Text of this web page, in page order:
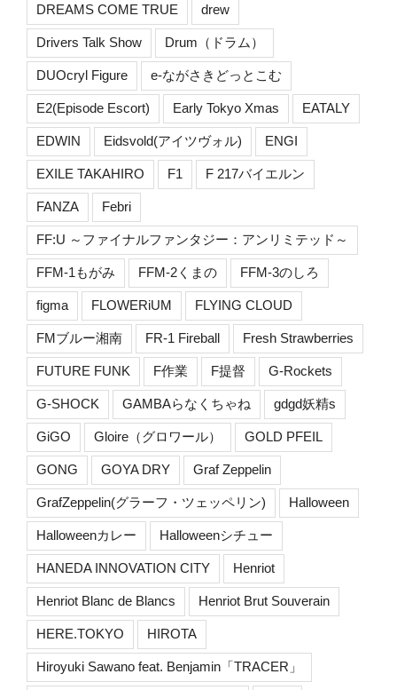
DREAMS COME TRUE drew
Drivers Talk Show Drum（ドラム）
DUOcryl Figure e-ながさきどっとこむ
E2(Episode Escort) Early Tokyo Xmas EATALY
EDWIN Eidsvold(アイツヴォル) ENGI
EXILE TAKAHIRO F1 F 217バイエルン
FANZA Febri
FF:U ～ファイナルファンタジー：アンリミテッド～
FFM-1もがみ FFM-2くまの FFM-3のしろ
figma FLOWERiUM FLYING CLOUD
FMブルー湘南 FR-1 Fireball Fresh Strawberries
FUTURE FUNK F作業 F提督 G-Rockets
G-SHOCK GAMBAらなくちゃね gdgd妖精s
GiGO Gloire（グロワール） GOLD PFEIL
GONG GOYA DRY Graf Zeppelin
GrafZeppelin(グラーフ・ツェッペリン) Halloween
Halloweenカレー Halloweenシチュー
HANEDA INNOVATION CITY Henriot
Henriot Blanc de Blancs Henriot Brut Souverain
HERE.TOKYO HIROTA
Hiroyuki Sawano feat. Benjamin「TRACER」